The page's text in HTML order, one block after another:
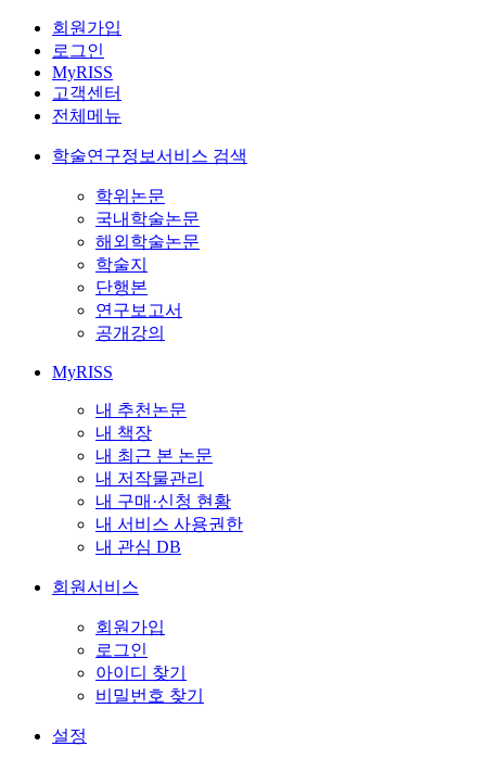
회원가입
로그인
MyRISS
고객센터
전체메뉴
학술연구정보서비스 검색
학위논문
국내학술논문
해외학술논문
학술지
단행본
연구보고서
공개강의
MyRISS
내 추천논문
내 책장
내 최근 본 논문
내 저작물관리
내 구매·신청 현황
내 서비스 사용권한
내 관심 DB
회원서비스
회원가입
로그인
아이디 찾기
비밀번호 찾기
설정